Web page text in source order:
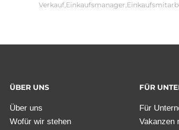
ÜBER UNS
Über uns
Wofür wir stehen
FÜR
Für
Vakanzen